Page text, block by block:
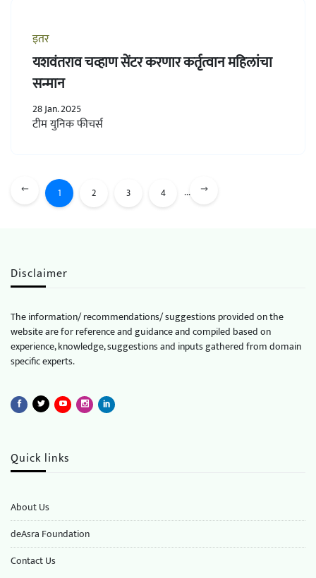
इतर
यशवंतराव चव्हाण सेंटर करणार कर्तृत्वान महिलांचा
सन्मान
28 Jan. 2025
टीम युनिक फीचर्स
1 2 3 4 ...
Disclaimer
The information/ recommendations/ suggestions provided on the
website are for reference and guidance and compiled based on
experience, knowledge, suggestions and inputs gathered from domain
specific experts.
Quick links
About Us
deAsra Foundation
​​Contact Us